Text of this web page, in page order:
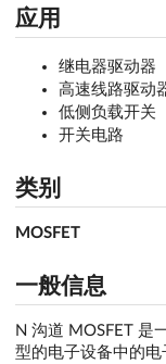
应用
继电器驱动器
高速线路驱动
低侧负载开关
开关电路
类别
MOSFET
一般信息
N 沟道 MOSFET 是
型的电子设备中的